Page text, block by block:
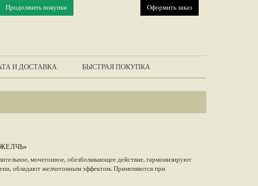
Продолжить покупки
Оформить заказ
И ДОСТАВКА БЫСТРАЯ ПОКУПКА
мочегонное, обезболивающее действие, гармонизируют
обладают желчегонным эффектом. Применяются при